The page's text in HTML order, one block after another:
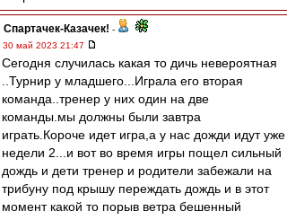
Спартачек-Казачек! -
30 май 2023 21:47
Сегодня случилась какая то дичь невероятная
..Турнир у младшего...Играла его вторая
команда..тренер у них один на две
команды.мы должны были завтра
играть.Короче идет игра,а у нас дожди идут уже
недели 2...и вот во время игры пощел сильный
дождь и дети тренер и родители забежали на
трибуну под крышу переждать дождь и в этот
момент какой то порыв ветра бешенный